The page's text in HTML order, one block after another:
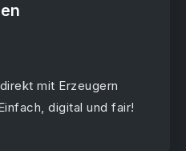
mit Erzeugern
digital und fair!